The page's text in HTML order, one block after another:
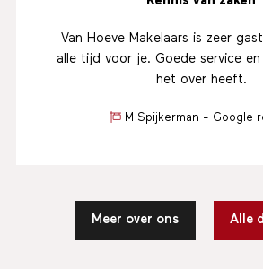
Van Hoeve Makelaars is zeer
alle tijd voor je. Goede service
het over heeft.
M Spijkerman - Google
Meer over ons Alle